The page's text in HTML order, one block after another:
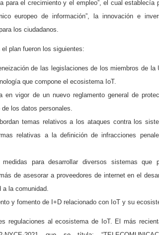
para el crecimiento y el empleo”, el cual establecía
europeo de información”, la innovación e
los ciudadanos.
plan fueron los siguientes:
de las legislaciones de los miembros de la
que compone el ecosistema IoT.
en vigor de un nuevo reglamento general de
los datos personales.
temas relativos a los ataques contra los
relativas a la definición de infracciones
para desarrollar diversos sistemas que
de asesorar a proveedores de internet en el
a la comunidad.
y fomento de I+D relacionado con IoT y su
regulaciones al ecosistema de IoT. El más